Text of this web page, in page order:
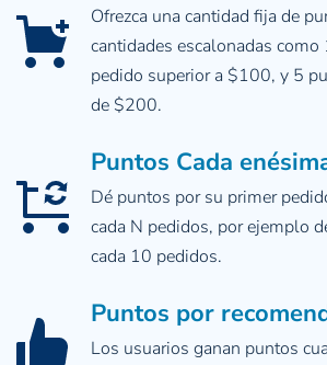
Ofrezca una cantidad fija de
cantidades escalonadas
pedido superior a $100, y 5
de $200.
Puntos Cada
Dé puntos por su primer
cada N pedidos, por ejemplo
cada 10 pedidos.
Puntos por
Los usuarios ganan puntos